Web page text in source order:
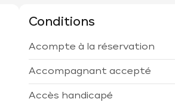
Conditions
Acompte à la réservation
Accompagnant accepté
Accès handicapé